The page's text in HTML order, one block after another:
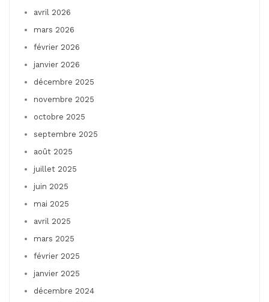
avril 2026
mars 2026
février 2026
janvier 2026
décembre 2025
novembre 2025
octobre 2025
septembre 2025
août 2025
juillet 2025
juin 2025
mai 2025
avril 2025
mars 2025
février 2025
janvier 2025
décembre 2024